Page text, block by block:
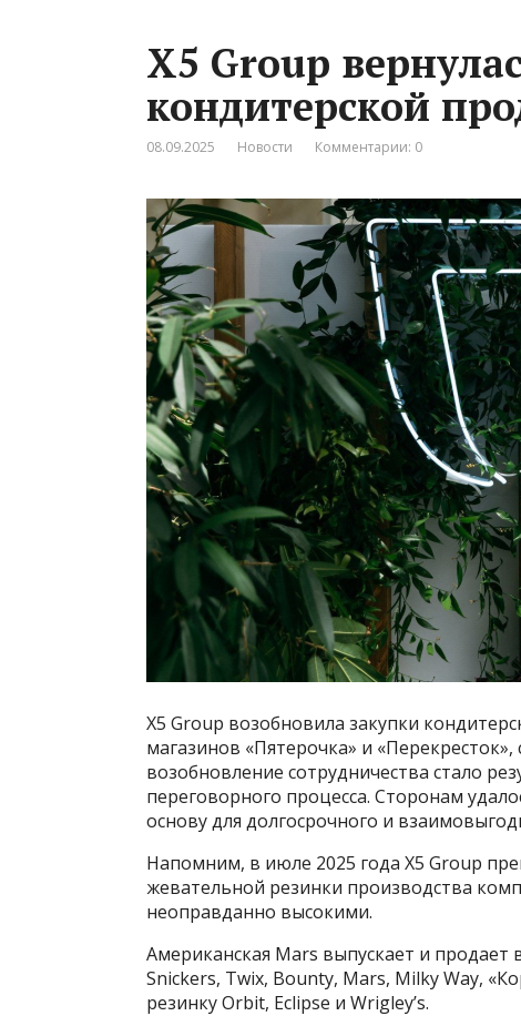
X5 Group
кондитерской
08.09.2025 Новости Комментарии: 0
X5 Group возобновила закупки
магазинов «Пятерочка» и
возобновление сотрудничества стало
переговорного процесса. Сторонам
основу для долгосрочного и
Напомним, в июле 2025 года X5 Group
жевательной резинки производства
неоправданно высокими.
Американская Mars выпускает и продает
Snickers, Twix, Bounty, Mars, Milky Way,
резинку Orbit, Eclipse и Wrigley’s.